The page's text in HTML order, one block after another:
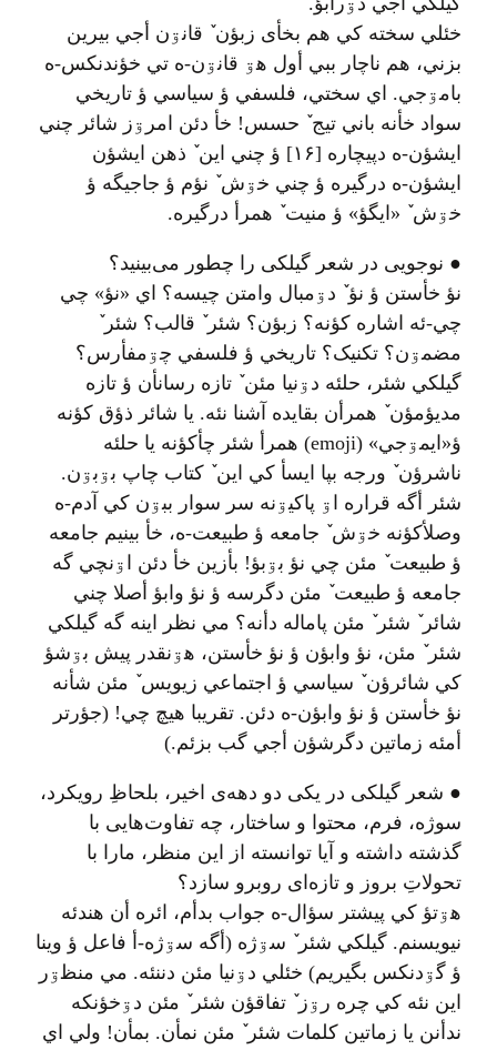
خئلي سخته کي هم بخأی زبؤن ٚ قانۊن أجي بيرين
بزني، هم ناچار ببي أول هۊ قانۊن-ه تي خؤندنکس-ه
بامۊجي. اي سختي، فلسفي ؤ سياسي ؤ تاريخي
سواد خأنه باني تيج ٚ حسس! خأ دئن امرۊز شائر چني
ايشؤن-ه دپيچاره [۱۶] ؤ چني اين ٚ ذهن ايشؤن
ايشؤن-ه درگيره ؤ چني خۊش ٚ نؤم ؤ جاجيگه ؤ
خۊش ٚ «ايگؤ» ؤ منيت ٚ همرأ درگيره.
● نوجویی در شعر گیلکی را چطور می‌بینید؟
نؤ خأستن ؤ نؤ ٚ دۊمبال وامتن چيسه؟ اي «نؤ» چي
چي-ئه اشاره کؤنه؟ زبؤن؟ شئر ٚ قالب؟ شئر ٚ
مضمۊن؟ تکنیک؟ تاريخي ؤ فلسفي چۊمفأرس؟
گيلکي شئر، حلئه دۊنیا مئن ٚ تازه رسانأن ؤ تازه
مديؤمؤن ٚ همرأن بقایده آشنا نئه. یا شائر ذؤق کؤنه
ؤ«ایمۊجي» (emoji) همرأ شئر چأکؤنه یا حلئه
ناشرؤن ٚ ورجه بپا ایسأ کي این ٚ کتاب چاپ بۊبۊن.
شئر أگه قراره اۊ پاکیۊنه سر سوار ببۊن کي آدم-ه
وصلأکؤنه خۊش ٚ جامعه ؤ طبیعت-ه، خأ بینیم جامعه
ؤ طبیعت ٚ مئن چي نؤ بۊبؤ! بأزین خأ دئن اۊنچي گه
جامعه ؤ طبیعت ٚ مئن دگرسه ؤ نؤ وابؤ أصلا چني
شائر ٚ شئر ٚ مئن پاماله دأنه؟ مي نظر اینه گه گيلکي
شئر ٚ مئن، نؤ وابؤن ؤ نؤ خأستن، هۊنقدر پیش بۊشؤ
کي شائرؤن ٚ سیاسي ؤ اجتماعي زیویس ٚ مئن شأنه
نؤ خأستن ؤ نؤ وابؤن-ه دئن. تقریبا هیچ چي! (جؤرتر
أمئه زماتين دگرشؤن أجي گب بزئم.)
● شعر گیلکی در یکی دو دهه‌ی اخیر، بلحاظِ رویکرد،
سوژه، فرم، محتوا و ساختار، چه تفاوت‌هایی با
گذشته داشته و آیا توانسته از این منظر، مارا با
تحولاتِ بروز و تازه‌ای روبرو سازد؟
هۊتؤ کي پیشتر سؤال-ه جواب بدأم، ائره أن هندئه
نیویسنم. گيلکي شئر ٚ سۊژه (أگه سۊژه-أ فاعل ؤ وینا
ؤ گۊدنکس بگیریم) خئلي دۊنیا مئن دننئه. مي منظۊر
این نئه کي چره رۊز ٚ تفاقؤن شئر ٚ مئن دۊخؤنکه
ندأنن یا زماتین کلمات شئر ٚ مئن نمأن. بمأن! ولي اي